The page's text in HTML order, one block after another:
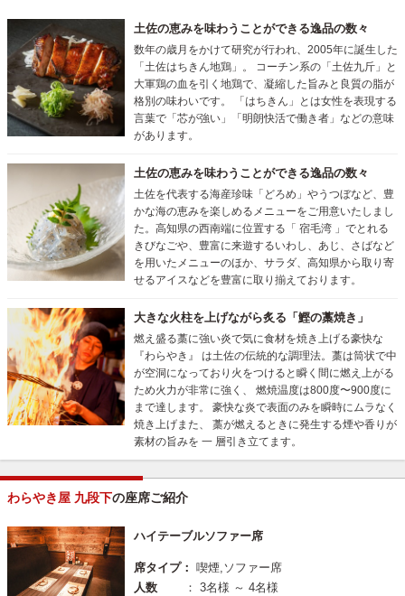
土佐の恵みを味わうことができる逸品の数々
数年の歳月をかけて研究が行われ、2005年に誕生した
「土佐はちきん地鶏」。 コーチン系の「土佐九斤」と
大軍鶏の血を引く地鶏で、凝縮した旨みと良質の脂が
格別の味わいです。 「はちきん」とは女性を表現する
言葉で「芯が強い」「明朗快活で働き者」などの意味
があります。
土佐の恵みを味わうことができる逸品の数々
土佐を代表する海産珍味「どろめ」やうつぼなど、豊
かな海の恵みを楽しめるメニューをご用意いたしまし
た。高知県の西南端に位置する「 宿毛湾 」でとれる
きびなごや、豊富に来遊するいわし、あじ、さばなど
を用いたメニューのほか、サラダ、高知県から取り寄
せるアイスなどを豊富に取り揃えております。
大きな火柱を上げながら炙る「鰹の藁焼き」
燃え盛る藁に強い炎で気に食材を焼き上げる豪快な
『わらやき』 は土佐の伝統的な調理法。藁は筒状で中
が空洞になっており火をつけると瞬く間に燃え上がる
ため火力が非常に強く、 燃焼温度は800度〜900度に
まで達します。 豪快な炎で表面のみを瞬時にムラなく
焼き上げまた、 藁が燃えるときに発生する煙や香りが
素材の旨みを 一 層引き立てます。
わらやき屋 九段下の座席ご紹介
ハイテーブルソファー席
席タイプ： 喫煙,ソファー席
人数
： 3名様 ～ 4名様